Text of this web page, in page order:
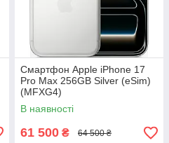
Смартфон Apple iPhone 17
Pro Max 256GB Silver (eSim)
(MFXG4)
В наявності
61 500 ₴ 64 500 ₴